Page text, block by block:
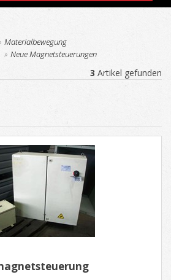
Materialbewegung
Neue Magnetsteuerungen
3 Artikel gefunden